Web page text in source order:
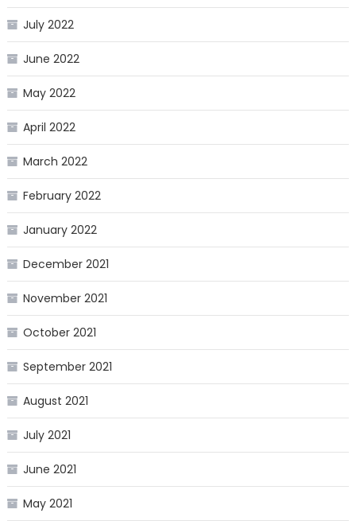
July 2022
June 2022
May 2022
April 2022
March 2022
February 2022
January 2022
December 2021
November 2021
October 2021
September 2021
August 2021
July 2021
June 2021
May 2021